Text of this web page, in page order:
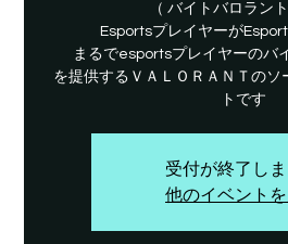
（ バイトバロラン
Esportsプレイヤーが
まるでesportsプレイヤーのバ
を提供するＶＡＬＯＲＡＮＴのソ
トです
受付が終了し
他のイベント